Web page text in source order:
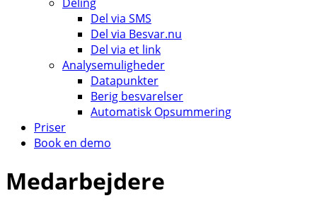
Del via SMS
Del via Besvar.nu
Del via et link
Analysemuligheder
Datapunkter
Berig besvarelser
Automatisk Opsummering
Priser
Book en demo
Medarbejdere